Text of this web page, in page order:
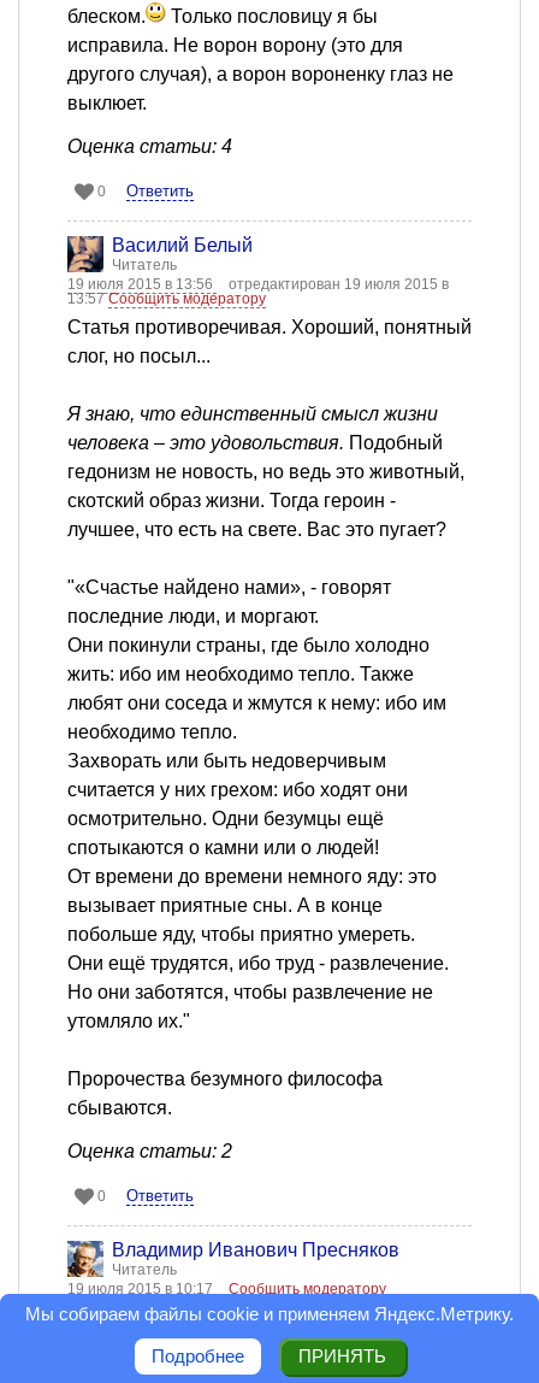
блеском.
Только пословицу я бы
исправила. Не ворон ворону (это для
другого случая), а ворон вороненку глаз не
выклюет.
Оценка статьи: 4
0 Ответить
Василий Белый
Читатель
19 июля 2015 в 13:56
отредактирован 19 июля 2015 в
13:57Сообщить модератору
Статья противоречивая. Хороший, понятный
слог, но посыл...
Я знаю, что единственный смысл жизни
человека – это удовольствия. Подобный
гедонизм не новость, но ведь это животный,
скотский образ жизни. Тогда героин -
лучшее, что есть на свете. Вас это пугает?
"«Счастье найдено нами», - говорят
последние люди, и моргают.
Они покинули страны, где было холодно
жить: ибо им необходимо тепло. Также
любят они соседа и жмутся к нему: ибо им
необходимо тепло.
Захворать или быть недоверчивым
считается у них грехом: ибо ходят они
осмотрительно. Одни безумцы ещё
спотыкаются о камни или о людей!
От времени до времени немного яду: это
вызывает приятные сны. А в конце
побольше яду, чтобы приятно умереть.
Они ещё трудятся, ибо труд - развлечение.
Но они заботятся, чтобы развлечение не
утомляло их."
Пророчества безумного философа
сбываются.
Оценка статьи: 2
0 Ответить
Владимир Иванович Пресняков
Читатель
19 июля 2015 в 10:17
Сообщить модератору
Если чел кого то сильно и и больно ударил,
это хорошо или плохо? А если в результате
удара другого чела удалили с пути
Мы собираем файлы cookie и применяем Яндекс.Метрику.
Подробнее ПРИНЯТЬ